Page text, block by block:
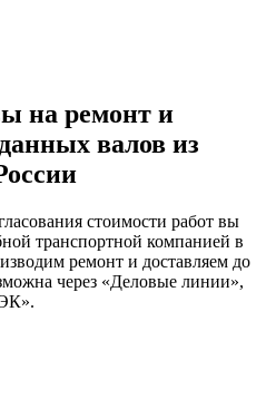
на ремонт и
валов из
стоимости работ вы
транспортной компанией в
ремонт и доставляем до
через «Деловые линии»,